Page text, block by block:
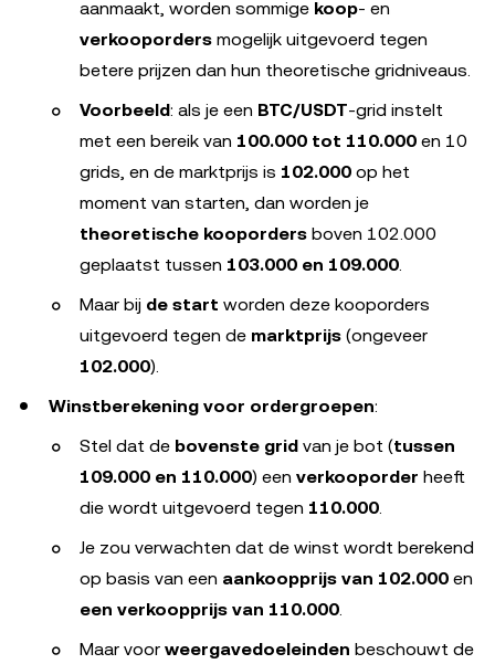
aanmaakt, worden sommige koop- en
verkooporders mogelijk uitgevoerd tegen
betere prijzen dan hun theoretische gridniveaus.
Voorbeeld: als je een BTC/USDT-grid instelt
met een bereik van 100.000 tot 110.000 en 10
grids, en de marktprijs is 102.000 op het
moment van starten, dan worden je
theoretische kooporders boven 102.000
geplaatst tussen 103.000 en 109.000.
Maar bij de start worden deze kooporders
uitgevoerd tegen de marktprijs (ongeveer
102.000).
Winstberekening voor ordergroepen:
Stel dat de bovenste grid van je bot (tussen
109.000 en 110.000) een verkooporder heeft
die wordt uitgevoerd tegen 110.000.
Je zou verwachten dat de winst wordt berekend
op basis van een aankoopprijs van 102.000 en
een verkoopprijs van 110.000.
Maar voor weergavedoeleinden beschouwt de